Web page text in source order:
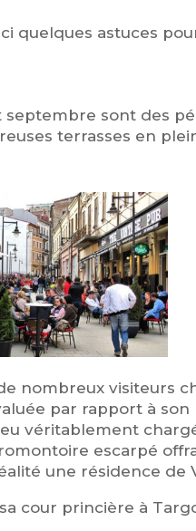
quelques astuces
sont des
terrasses en
nombreux visiteurs
par rapport à son
véritablement
escarpé
une résidence de